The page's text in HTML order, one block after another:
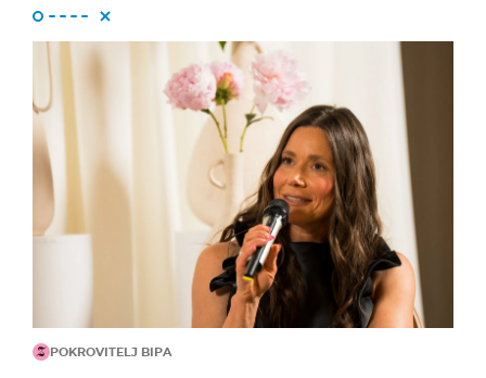
POKROVITELJ BIPA